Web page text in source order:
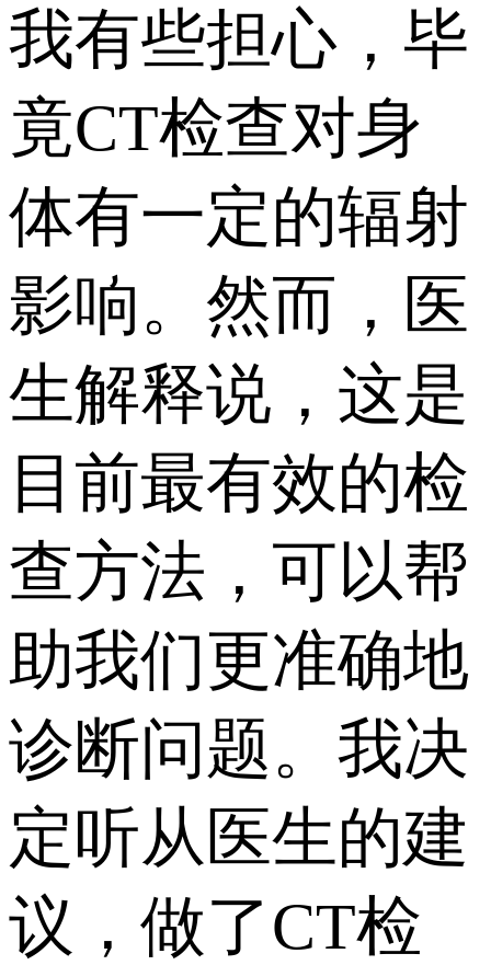
我有些担心，毕
竟CT检查对身
体有一定的辐射
影响。然而，医
生解释说，这是
目前最有效的检
查方法，可以帮
助我们更准确地
诊断问题。我决
定听从医生的建
议，做了CT检